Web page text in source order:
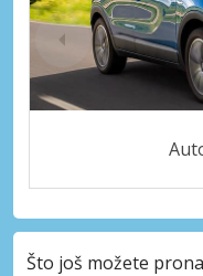
Što još možete